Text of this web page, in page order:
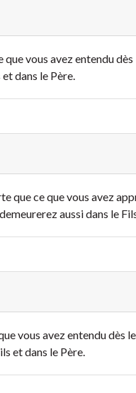
que vous avez entendu
dans le Père.
que ce que vous avez
aussi dans le
vous avez entendu dès
et dans le Père.